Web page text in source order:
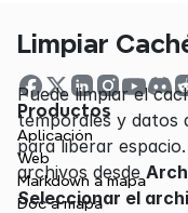
Limpiar
Puede limpiar el
temporales y datos
para liberar
archivos desde
Seleccionar el
Productos
Aplicación
Web
Markdown a mapa
Doc a mapa